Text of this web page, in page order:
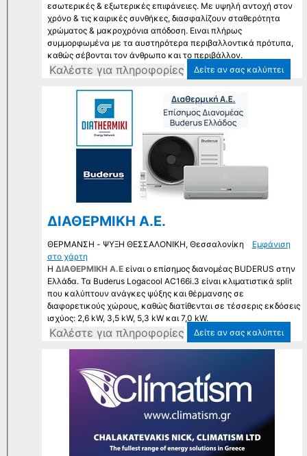
εσωτερικές & εξωτερικές επιφάνειες. Με υψηλή αντοχή στον
χρόνο & τις καιρικές συνθήκες, διασφαλίζουν σταθερότητα
χρώματος & μακροχρόνια απόδοση. Ειναι πλήρως
συμμορφωμένα με τα αυστηρότερα περιβαλλοντικά πρότυπα,
καθώς σέβονται τον άνθρωπο και το περιβάλλον.
Kαλέστε για πληροφορίες Δείτε αν σας καλύπτει
ΔΙΑΘΕΡΜΙΚΗ Α.Ε.
Εμφάνιση
στο χάρτη
Η ΔΙΑΘΕΡΜΙΚΗ Α.Ε είναι ο επίσημος διανομέας BUDERUS στην
Ελλάδα. Τα Buderus Logacool AC166i.3 είναι κλιματιστικά split
που καλύπτουν ανάγκες ψύξης και θέρμανσης σε
διαφορετικούς χώρους, καθώς διατίθενται σε τέσσερις εκδόσεις
ισχύος: 2,6 kW, 3,5 kW, 5,3 kW και 7,0 kW.
Kαλέστε για πληροφορίες Δείτε αν σας καλύπτει